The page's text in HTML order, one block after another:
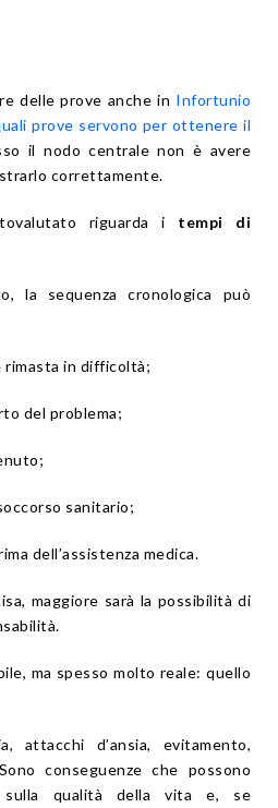
delle prove anche in Infortunio
prove servono per ottenere il
il nodo centrale non è avere
correttamente.
riguarda i tempi di
la sequenza cronologica può
rimasta in difficoltà;
del problema;
sanitario;
dell’assistenza medica.
maggiore sarà la possibilità di
ma spesso molto reale: quello
attacchi d’ansia, evitamento,
conseguenze che possono
sulla qualità della vita e, se